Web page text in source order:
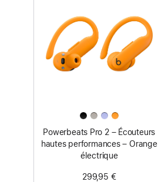
Powerbeats Pro 2 – Écouteurs
hautes performances – Orange
électrique
299,95 €